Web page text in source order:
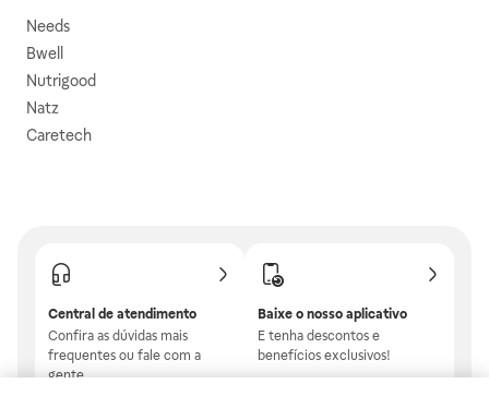
Needs
Bwell
Nutrigood
Natz
Caretech
Central de atendimento
Confira as dúvidas mais
frequentes ou fale com a
gente.
Baixe o nosso aplicativo
E tenha descontos e
benefícios exclusivos!